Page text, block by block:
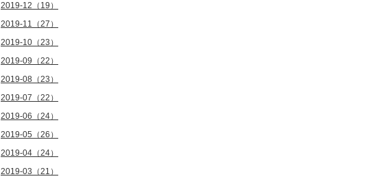
2019-12（19）
2019-11（27）
2019-10（23）
2019-09（22）
2019-08（23）
2019-07（22）
2019-06（24）
2019-05（26）
2019-04（24）
2019-03（21）